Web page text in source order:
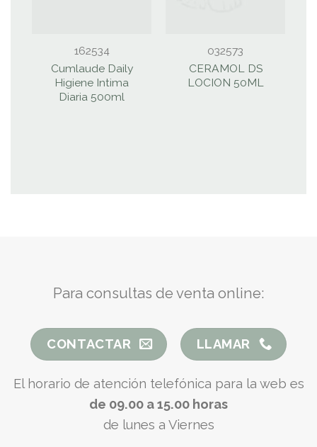
162534
Cumlaude Daily
Higiene Intima
Diaria 500ml
032573
CERAMOL DS
LOCION 50ML
Para consultas de venta online:
CONTACTAR LLAMAR
El horario de atención telefónica para la web es
de 09.00 a 15.00 horas
de lunes a Viernes